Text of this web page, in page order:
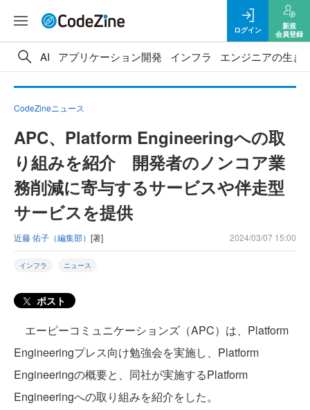
ログイン
新規
会員登録
AI アプリケーション開発 インフラ エンジニアの生き
CodeZineニュース
APC、Platform Engineeringへの取
り組みを紹介 開発者のノンコア業
務削減に寄与するサービスや伴走型
サービスを提供
近藤 佑子（編集部） [著] 2024/03/07 15:00
インフラ ニュース
ポスト
エーピーコミュニケーションズ（APC）は、Platform
Engineeringプレス向け勉強会を実施し、Platform
Engineeringの概要と、同社が実施するPlatform
Engineeringへの取り組みを紹介をした。